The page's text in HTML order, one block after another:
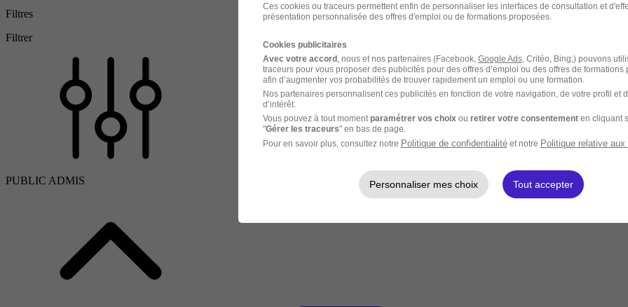
Filtres
Filtrer
PUBLIC ADMIS
Ces cookies ou traceurs permettent enfin de personnaliser les interfaces de consultation et
présentation personnalisée des offres d'emploi ou de formations proposées.
Cookies publicitaires
Avec votre accord, nous et nos partenaires (Facebook, Google Ads, Critéo, Bing,) pouvons
traceurs pour vous proposer des publicités pour des offres d’emploi ou des offres de formations
afin d’augmenter vos probabilités de trouver rapidement un emploi ou une formation.
Nos partenaires personnalisent ces publicités en fonction de votre navigation, de votre profil et
d’intérêt.
Vous pouvez à tout moment paramétrer vos choix ou retirer votre consentementen cliquant
"Gérer les traceurs" en bas de page.
Pour en savoir plus, consultez notre Politique de confidentialitéet notre Politique relative aux
Personnaliser mes choix Tout accepter